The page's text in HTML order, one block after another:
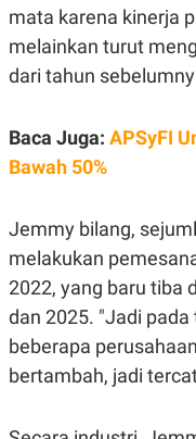
mata karena kinerja
melainkan turut
dari tahun
Baca Juga: APSyFI
Bawah 50%
Jemmy bilang,
melakukan
2022, yang baru tiba
dan 2025. "Jadi
beberapa
bertambah, jadi